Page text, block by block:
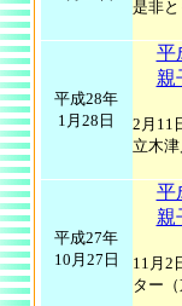
是非と
平成28年
1月28日
平
親
2月11
立木
平成27年
10月27日
平
親
11月2
ター